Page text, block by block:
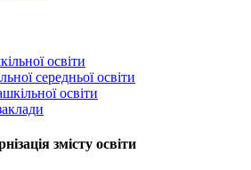
освіти
середньої освіти
освіти
змісту освіти